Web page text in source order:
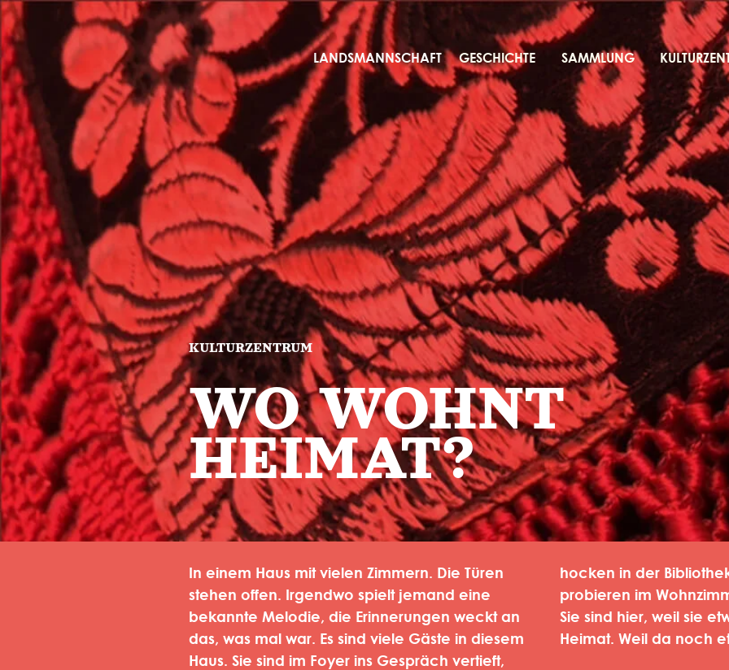
LANDSMANNSCHAFT GESCHICHTE SAMMLUNG
KULTURZENTRUM
WO WOHNT
HEIMAT?
In einem Haus mit vielen Zimmern. Die Türen
stehen offen. Irgendwo spielt jemand eine
bekannte Melodie, die Erinnerungen weckt an
das, was mal war. Es sind viele Gäste in diesem
Haus. Sie sind im Foyer ins Gespräch vertieft,
hocken in der
probieren im
Sie sind hier, weil sie
Heimat. Weil da noch